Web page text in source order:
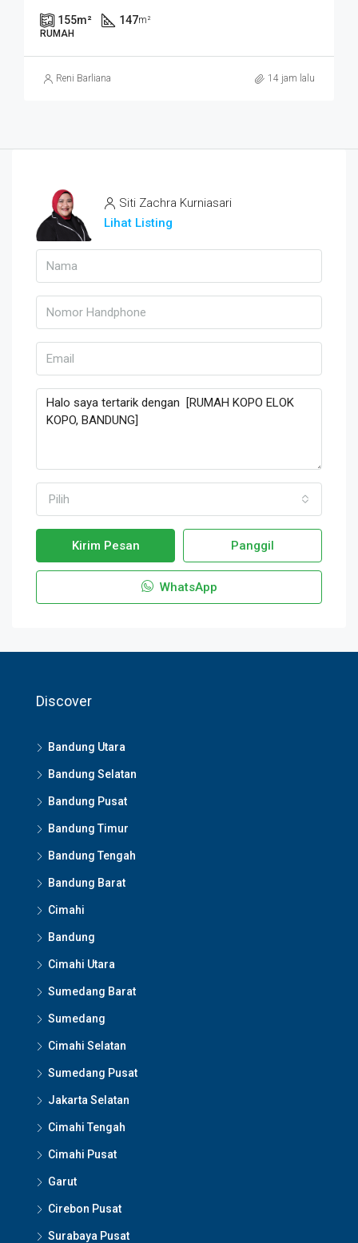
155m² 147m²
RUMAH
Reni Barliana 14 jam lalu
Siti Zachra Kurniasari
Lihat Listing
Pilih
Kirim Pesan Panggil
WhatsApp
Discover
Bandung Utara
Bandung Selatan
Bandung Pusat
Bandung Timur
Bandung Tengah
Bandung Barat
Cimahi
Bandung
Cimahi Utara
Sumedang Barat
Sumedang
Cimahi Selatan
Sumedang Pusat
Jakarta Selatan
Cimahi Tengah
Cimahi Pusat
Garut
Cirebon Pusat
Surabaya Pusat